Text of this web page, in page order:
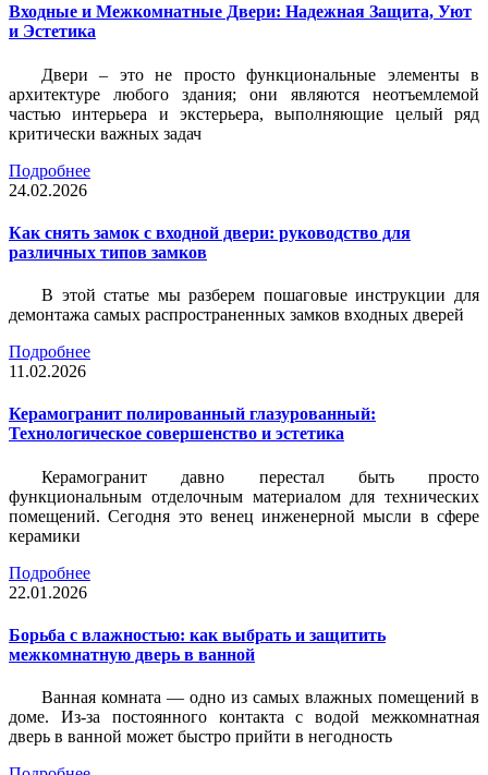
Входные и Межкомнатные Двери: Надежная Защита, Уют
и Эстетика
Двери – это не просто функциональные элементы в
архитектуре любого здания; они являются неотъемлемой
частью интерьера и экстерьера, выполняющие целый ряд
критически важных задач
Подробнее
24.02.2026
Как снять замок с входной двери: руководство для
различных типов замков
В этой статье мы разберем пошаговые инструкции для
демонтажа самых распространенных замков входных дверей
Подробнее
11.02.2026
Керамогранит полированный глазурованный:
Технологическое совершенство и эстетика
Керамогранит давно перестал быть просто
функциональным отделочным материалом для технических
помещений. Сегодня это венец инженерной мысли в сфере
керамики
Подробнее
22.01.2026
Борьба с влажностью: как выбрать и защитить
межкомнатную дверь в ванной
Ванная комната — одно из самых влажных помещений в
доме. Из-за постоянного контакта с водой межкомнатная
дверь в ванной может быстро прийти в негодность